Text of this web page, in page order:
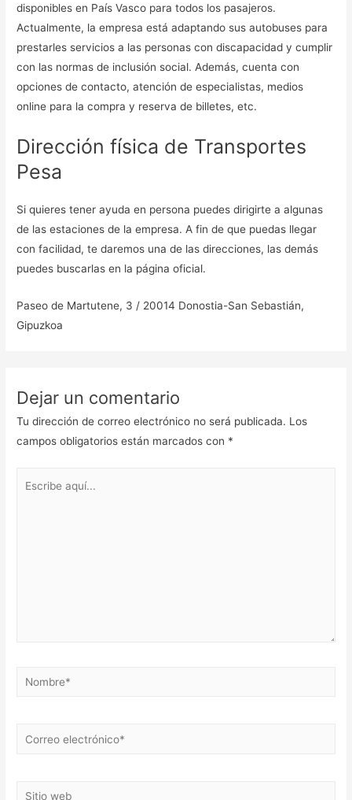
disponibles en País Vasco para todos los pasajeros.
Actualmente, la empresa está adaptando sus autobuses para
prestarles servicios a las personas con discapacidad y cumplir
con las normas de inclusión social. Además, cuenta con
opciones de contacto, atención de especialistas, medios
online para la compra y reserva de billetes, etc.
Dirección física de Transportes
Pesa
Si quieres tener ayuda en persona puedes dirigirte a algunas
de las estaciones de la empresa. A fin de que puedas llegar
con facilidad, te daremos una de las direcciones, las demás
puedes buscarlas en la página oficial.
Paseo de Martutene, 3 / 20014 Donostia-San Sebastián,
Gipuzkoa
Dejar un comentario
Tu dirección de correo electrónico no será publicada. Los
campos obligatorios están marcados con *
Nombre*
Correo
Sitio